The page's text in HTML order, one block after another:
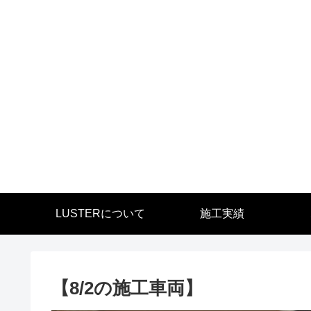
LUSTERについて 施工実績
【8/2の施工車両】